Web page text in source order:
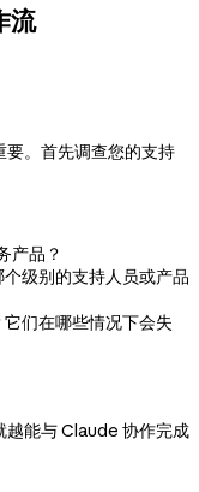
流
。首先调查您的支持
产品？
级别的支持人员或产品
们在哪些情况下会失
越能与 Claude 协作完成